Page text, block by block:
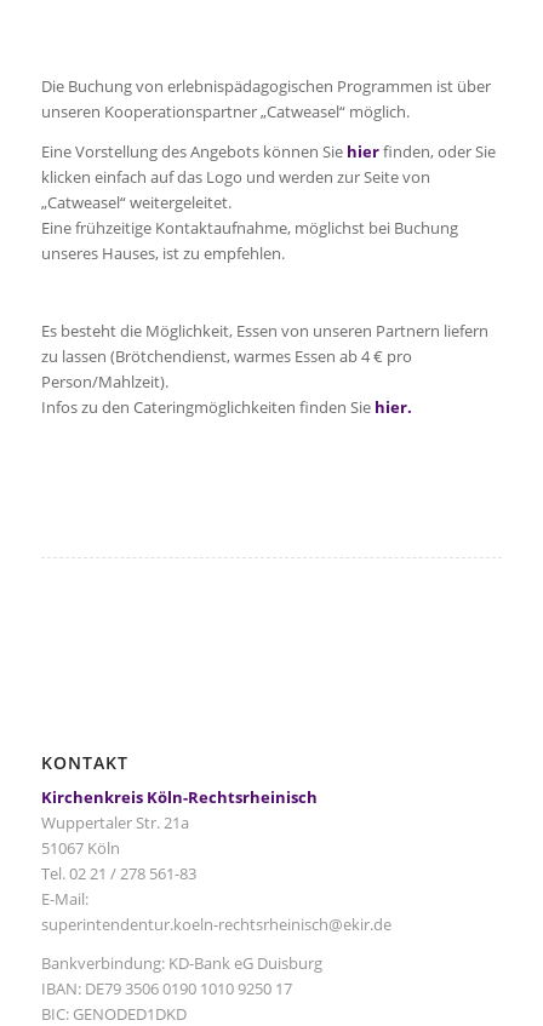
Die Buchung von erlebnispädagogischen Programmen ist über
unseren Kooperationspartner „Catweasel“ möglich.
Eine Vorstellung des Angebots können Sie hierfinden, oder Sie
klicken einfach auf das Logo und werden zur Seite von
„Catweasel“ weitergeleitet.
Eine frühzeitige Kontaktaufnahme, möglichst bei Buchung
unseres Hauses, ist zu empfehlen.
Es besteht die Möglichkeit, Essen von unseren Partnern liefern
zu lassen (Brötchendienst, warmes Essen ab 4 € pro
Person/Mahlzeit).
Infos zu den Cateringmöglichkeiten finden Sie hier.
KONTAKT
Kirchenkreis Köln-Rechtsrheinisch
Wuppertaler Str. 21a
51067 Köln
Tel. 02 21 / 278 561-83
E-Mail:
superintendentur.koeln-rechtsrheinisch@ekir.de
Bankverbindung: KD-Bank eG Duisburg
IBAN: DE79 3506 0190 1010 9250 17
BIC: GENODED1DKD